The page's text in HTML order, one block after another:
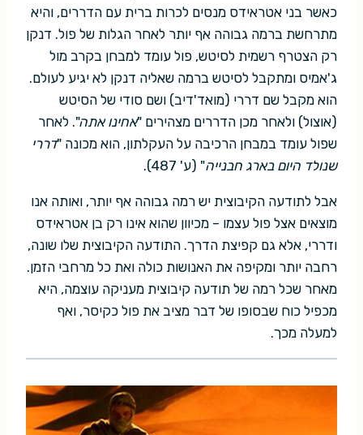
כאשר בני אטראידס מנסים לכרות ברית עם הדררים, והיא
מתרחשת ברמה גבוהה אף יותר לאחר הגלות של פול. דנקן
רק הצטרף רשמית לסיטש, פול עומד למבחן בקרב מול
ג'אמיס ומתקבל לסיטש ברמה שאליה דנקן לא יגיע לעולם.
הוא מקבל שם דררי (מואד'דיב) ושם סודי של הסיטש
(אוצול) ולאחר מכן הדררים מצהירים "אחינו אתה". לאחר
שפול עומד במבחן הרכיבה על העקלתון, הוא מכונה "דררי
שנולד היום בארג חבנייה" (ע' 487).
אבל לתודעה הקיבוצית יש רמה גבוהה אף יותר, ואותה אנו
מוצאים אצל פול עצמו – מכיוון שהוא אינו רק בן אטראידס
ודררי, אלא גם קפיצת הדרך. התודעה הקיבוצית שלו שונה,
רחבה יותר ומקיפה את האנושות כולה ואת כל מרחבי הזמן.
מאחר שכל רמה של תודעה קיבוצית מעניקה עוצמה, היא
מכפיל כוח שבסופו של דבר מציב את פול כקיסר, ואף
למעלה מכך.